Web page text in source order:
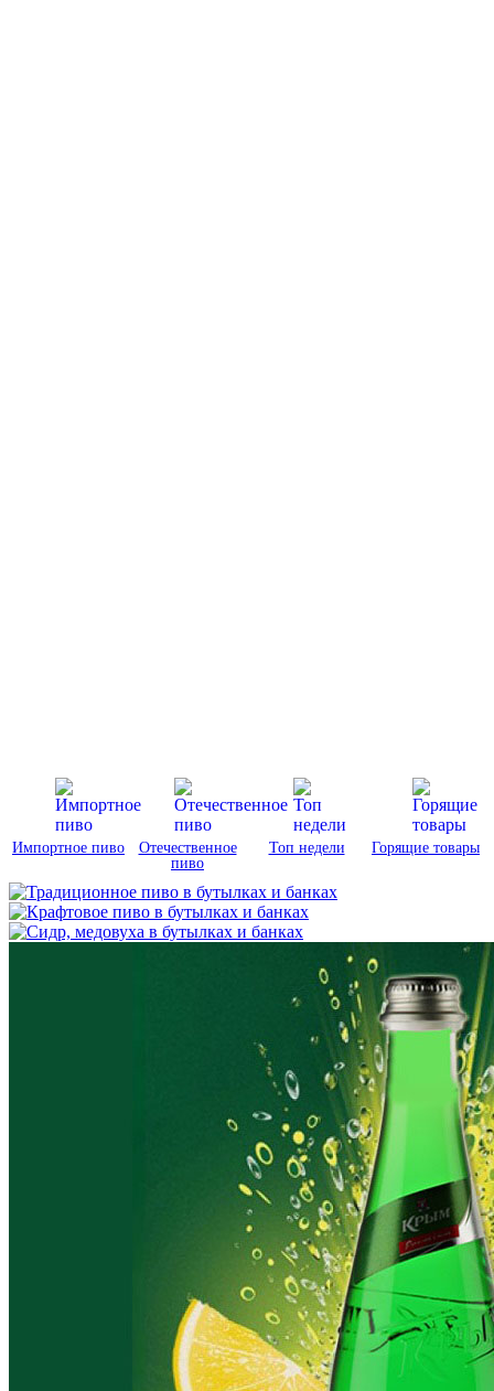
Импортное пиво
Отечественное
пиво
Топ недели Горящие товары